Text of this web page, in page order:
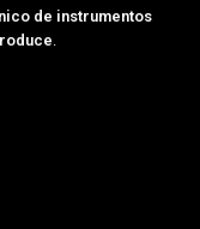
de instrumentos
.